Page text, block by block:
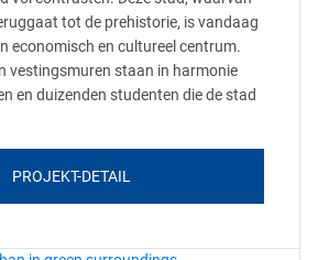
tot de prehistorie, is vandaag
economisch en cultureel centrum.
vestingsmuren staan in harmonie
en duizenden studenten die de stad
PROJEKT-DETAIL